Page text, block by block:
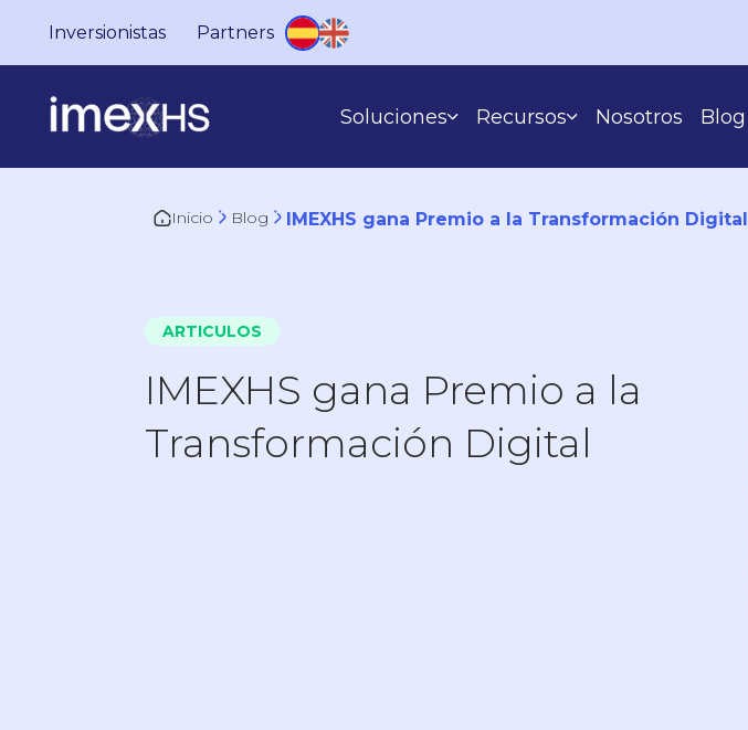
Inversionistas Partners
Soluciones Recursos
Casos De Éxito
Learning Center
Nosotros Blog
Inicio Blog IMEXHS gana Premio a la Transformación Digital
ARTICULOS
IMEXHS gana Premio a la
Transformación Digital